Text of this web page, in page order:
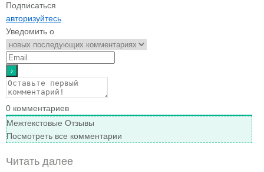
Подписаться
авторизуйтесь
Уведомить о
0 комментариев
Межтекстовые Отзывы
Посмотреть все комментарии
Читать далее